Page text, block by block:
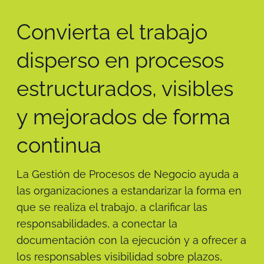
Convierta el trabajo
disperso en procesos
estructurados, visibles
y mejorados de forma
continua
La Gestión de Procesos de Negocio ayuda a
las organizaciones a estandarizar la forma en
que se realiza el trabajo, a clarificar las
responsabilidades, a conectar la
documentación con la ejecución y a ofrecer a
los responsables visibilidad sobre plazos,